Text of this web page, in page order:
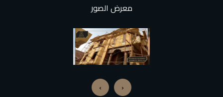
معرض الصور
‹
›